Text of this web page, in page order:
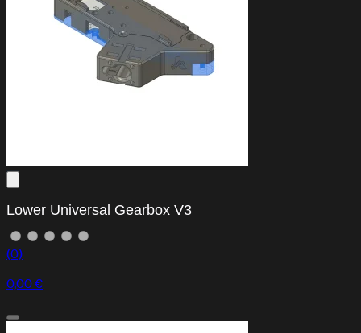
Lower Universal Gearbox V3
(0)
0,00 €